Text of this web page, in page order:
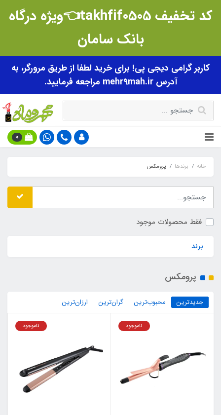
کد تخفیف takhfif0505👈ویژه درگاه
بانک سامان
کاربر گرامی دیجی پی! برای خرید لطفا از طریق مرورگر، به
آدرس mehr9mah.ir مراجعه فرمایید.
0
خانه برندها پرومکس
فقط محصولات موجود
برند
پرومکس
جدیدترین محبوب‌ترین گران‌ترین ارزان‌ترین
ناموجود ناموجود